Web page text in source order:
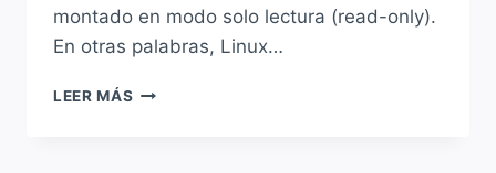
montado en modo solo lectura (read-only).
En otras palabras, Linux…
LEER MÁS SOLUCIÓN